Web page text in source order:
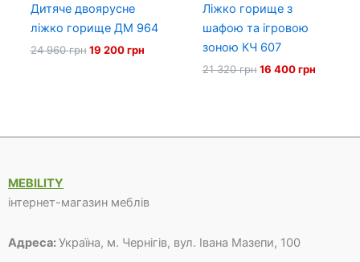
Дитяче двоярусне
ліжко горище ДМ 964
24 960грн Оригінальна
19 200грнПоточна
Ліжко горище з
шафою та ігровою
зоною КЧ 607
21 320грн Оригінальна
16 400грнПоточна
MEBILITY
інтернет-магазин меблів
Адреса:Україна, м. Чернігів, вул. Івана Мазепи, 100